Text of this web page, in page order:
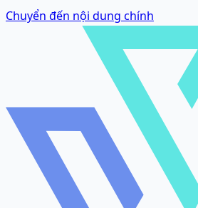
Chuyển đến nội dung chính